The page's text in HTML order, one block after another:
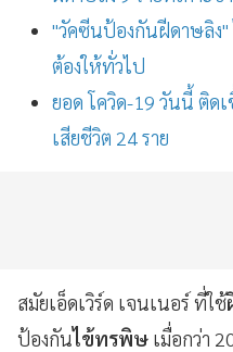
"วัคซีนป้องกันฝีดาษลิง"
ต้องให้ทั่วไป
ยอด โควิด-19 วันนี้ ติด
เสียชีวิต 24 ราย
สมัยเอ็ดเวิร์ด เจนเนอร์ ที่ใช้
ป้องกันไข้ทรพิษ เมื่อกว่า